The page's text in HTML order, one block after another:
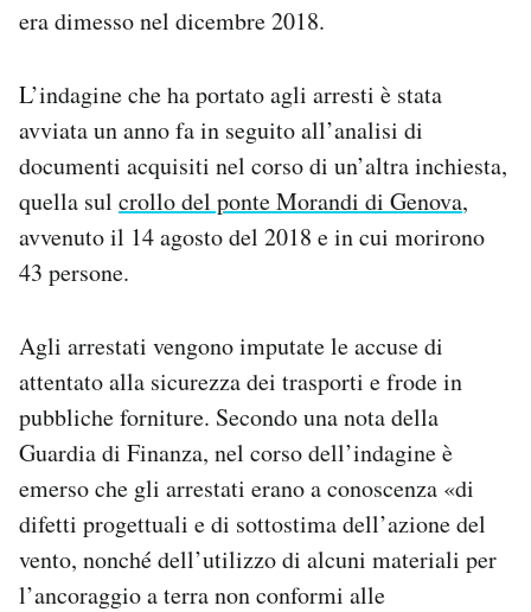
Regala il Post
Esci
era dimesso nel dicembre 2018.
L’indagine che ha portato agli arresti è stata
avviata un anno fa in seguito all’analisi di
documenti acquisiti nel corso di un’altra inchiesta,
quella sul crollo del ponte Morandi di Genova,
avvenuto il 14 agosto del 2018 e in cui morirono
43 persone.
Agli arrestati vengono imputate le accuse di
attentato alla sicurezza dei trasporti e frode in
pubbliche forniture. Secondo una nota della
Guardia di Finanza, nel corso dell’indagine è
emerso che gli arrestati erano a conoscenza «di
difetti progettuali e di sottostima dell’azione del
vento, nonché dell’utilizzo di alcuni materiali per
l’ancoraggio a terra non conformi alle